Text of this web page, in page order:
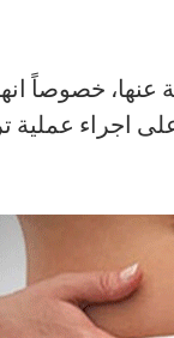
خصوصاً
اجراء عملية